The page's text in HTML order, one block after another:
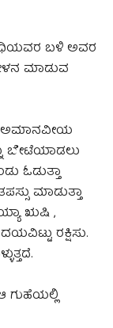
ಬಳಿ ಅವರ
ಮಾಡುವ
ಅಮಾನವೀಯ
ಬೇಟೆಯಾಡಲು
ಓಡುತ್ತಾ
ಮಾಡುತ್ತಾ
ಋಷಿ ,
ರಕ್ಷಿಸು.
ಗುಹೆಯಲ್ಲಿ